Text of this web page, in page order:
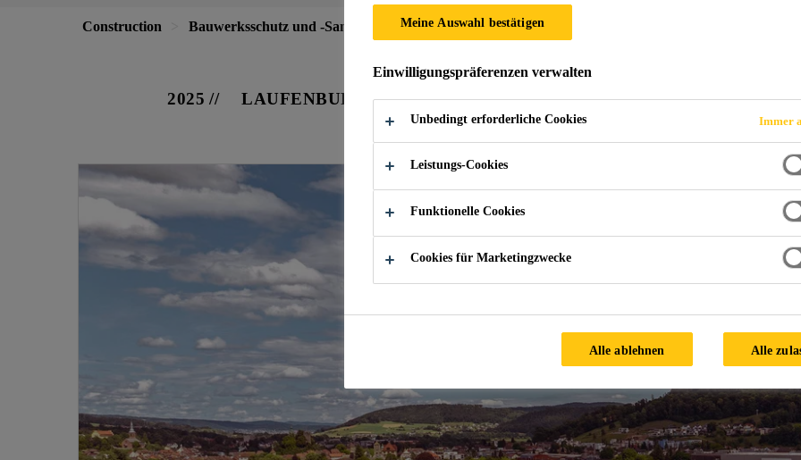
Construction Bauwerksschutz und -Sanierung Stauwehrbrücke, Kraftwerk Laufenburg
2025 LAUFENBURG
Meine Auswahl bestätigen
Einwilligungspräferenzen verwalten
Unbedingt erforderliche Cookies Immer
Leistungs-Cookies
Funktionelle Cookies
Cookies für Marketingzwecke
Alle ablehnen Alle